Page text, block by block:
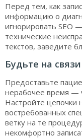
Перед тем, как
информацию о
игнорировать SEO
технические
текстов, заведите
Будьте на
Предоставьте
нерабочее время —
Настройте цепочки
востребованных
ветку на те
некомфортно